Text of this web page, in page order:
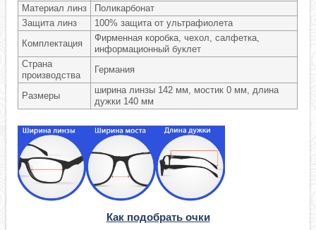
Материал линз
Поликарбонат
Защита линз
100% защита от ультрафиолета
Комплектация
Фирменная коробка, чехол, салфетка,
информационный буклет
Страна
производства
Германия
Размеры
ширина линзы 142 мм, мостик 0 мм, длина
дужки 140 мм
Как подобрать очки